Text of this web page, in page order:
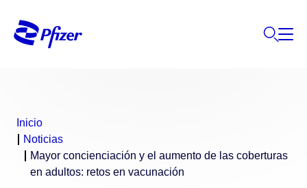
Inicio
Noticias
Mayor concienciación y el aumento de las coberturas
en adultos: retos en vacunación